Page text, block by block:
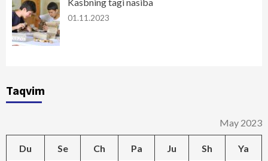
01.11.2023
Taqvim
May 2023
Du Se Ch Pa Ju Sh Ya